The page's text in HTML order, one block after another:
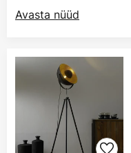
Avasta nüüd